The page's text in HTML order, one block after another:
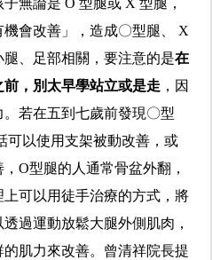
無論是 O 型腿或 X 型腿，
會改善」，造成〇型腿、 X
、足部相關，要注意的是在
，別太早學站立或是走 ，因
若在五到七歲前發現〇型
可以使用支架被動改善，或
O型腿的人通常骨盆外翻，
可以用徒手治療的方式，將
過運動放鬆大腿外側肌肉，
肌力來改善。曾清祥院長提